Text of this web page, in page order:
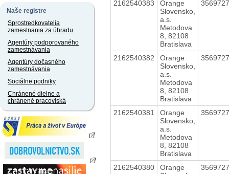
Naše registre
Sprostredkovatelia
zamestnania za úhradu
Agentúry podporovaného
zamestnávania
Agentúry dočasného
zamestnávania
Sociálne podniky
Chránené dielne a
chránené pracoviská
2162540383
Orange
Slovensko,
a.s.
Metodova
8, 82108
Bratislava
2162540382
Orange
Slovensko,
a.s.
Metodova
8, 82108
Bratislava
2162540381
Orange
Slovensko,
a.s.
Metodova
8, 82108
Bratislava
2162540380
Orange